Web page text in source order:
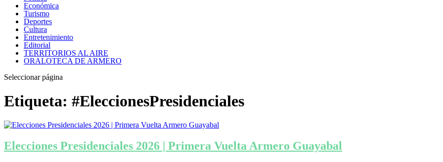
Económica
Turismo
Deportes
Cultura
Entretenimiento
Editorial
TERRITORIOS AL AIRE
ORALOTECA DE ARMERO
Seleccionar página
Etiqueta: #EleccionesPresidenciales
Elecciones Presidenciales 2026 | Primera Vuelta Armero Guayabal